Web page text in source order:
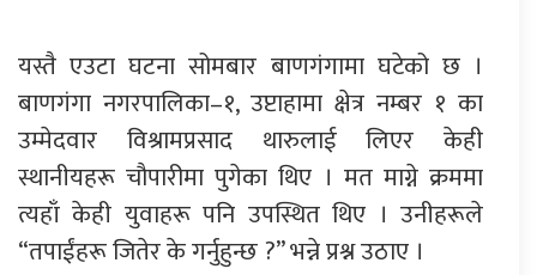
यस्तै एउटा घटना सोमबार बाणगंगामा घटेको छ ।
बाणगंगा नगरपालिका–१, उप्टाहामा क्षेत्र नम्बर १ का
उम्मेदवार विश्रामप्रसाद थारुलाई लिएर केही
स्थानीयहरू चौपारीमा पुगेका थिए । मत माग्ने क्रममा
त्यहाँ केही युवाहरू पनि उपस्थित थिए । उनीहरूले
“तपाईंहरू जितेर के गर्नुहुन्छ ?” भन्ने प्रश्न उठाए ।